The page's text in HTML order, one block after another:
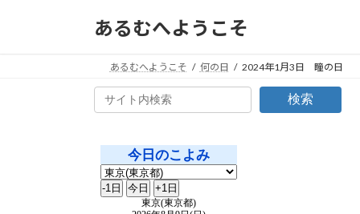
あるむへようこそ
あるむへようこそ 何の日 2024年1月3日 瞳の日
検索